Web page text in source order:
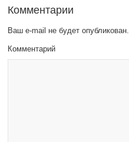
Комментарии
Ваш e-mail не будет опубликован.
Комментарий